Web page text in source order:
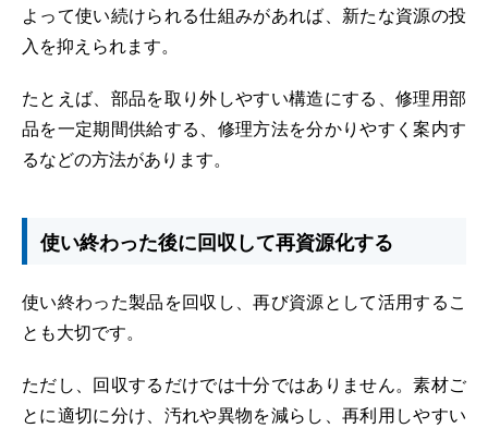
よって使い続けられる仕組みがあれば、新たな資源の投
入を抑えられます。
たとえば、部品を取り外しやすい構造にする、修理用部
品を一定期間供給する、修理方法を分かりやすく案内す
るなどの方法があります。
使い終わった後に回収して再資源化する
使い終わった製品を回収し、再び資源として活用するこ
とも大切です。
ただし、回収するだけでは十分ではありません。素材ご
とに適切に分け、汚れや異物を減らし、再利用しやすい